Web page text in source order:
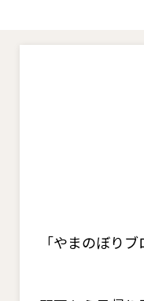
ていると、近づくと良い香
良県側の二上山登山口から
「やまのぼり